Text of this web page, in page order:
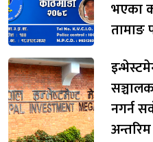
भएका
तामाङ
नगर्न